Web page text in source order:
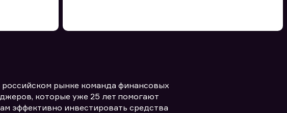
рынке команда финансовых
которые уже 25 лет помогают
эффективно инвестировать средства
Отправить заявку